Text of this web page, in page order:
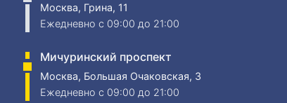
Москва, Грина, 11
Ежедневно c 09:00 до 21:00
Мичуринский проспект
Москва, Большая Очаковская, 3
Ежедневно c 09:00 до 21:00